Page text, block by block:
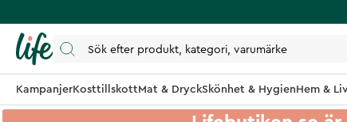
KampanjerKosttillskottMat & DryckSkönhet & HygienHem &